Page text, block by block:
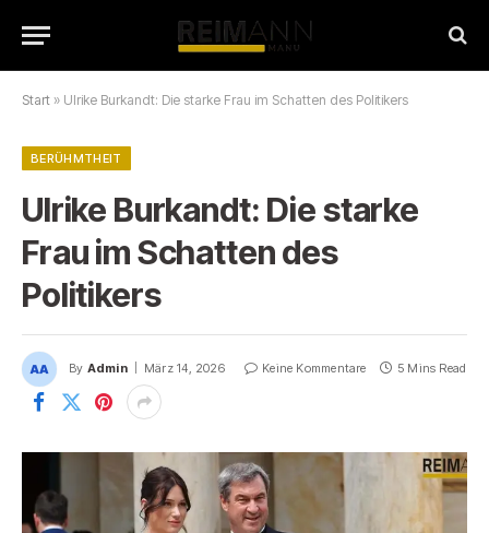
Start » Ulrike Burkandt: Die starke Frau im Schatten des Politikers
BERÜHMTHEIT
Ulrike Burkandt: Die starke
Frau im Schatten des
Politikers
By Admin März 14, 2026 Keine Kommentare 5 Mins Read